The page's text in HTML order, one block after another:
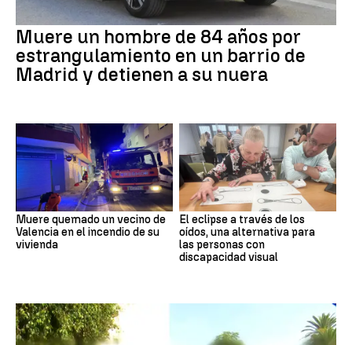
Muere un hombre de 84 años por
estrangulamiento en un barrio de
Madrid y detienen a su nuera
Muere quemado un vecino de
Valencia en el incendio de su
vivienda
El eclipse a través de los
oídos, una alternativa para
las personas con
discapacidad visual